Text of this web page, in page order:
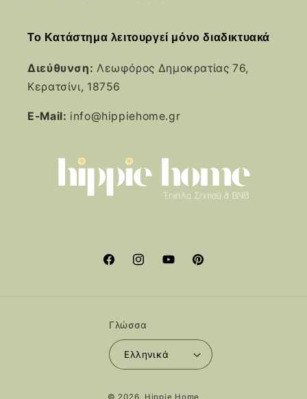
Το Κατάστημα λειτουργεί μόνο διαδικτυακά
Διεύθυνση: Λεωφόρος Δημοκρατίας 76,
Κερατσίνι, 18756
E-Mail: info@hippiehome.gr
FacebookInstagramYouTubePinterest
Γλώσσα
Ελληνικά